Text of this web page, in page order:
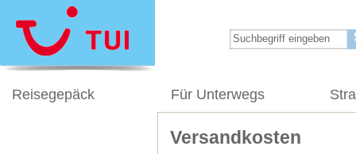
Reisegepäck Für Unterwegs
Versandkosten